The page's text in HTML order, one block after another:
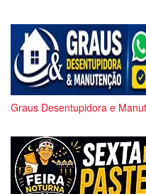
Graus Desentupidora e